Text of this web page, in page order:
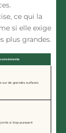
, ce qui la
si elle exige
plus grandes.
sur de grandes surfaces
si trop puissant